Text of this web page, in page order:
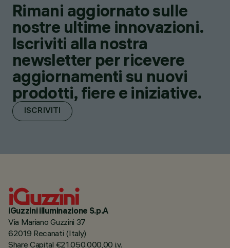
Rimani aggiornato sulle
nostre ultime innovazioni.
Iscriviti alla nostra
newsletter per ricevere
aggiornamenti su nuovi
prodotti, fiere e iniziative.
ISCRIVITI
iGuzzini illuminazione S.p.A
Via Mariano Guzzini 37
62019 Recanati (Italy)
Share Capital €21.050.000,00 i.v.